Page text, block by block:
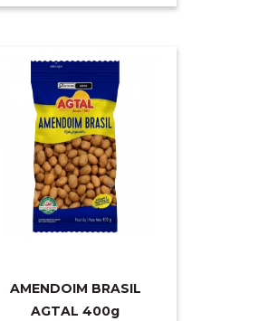
AMENDOIM BRASIL
AGTAL 400g